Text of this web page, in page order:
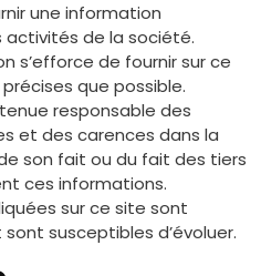
une information
activités de la société.
s’efforce de fournir sur ce
que possible.
responsable des
et des carences dans la
son fait ou du fait des tiers
ces informations.
sur ce site sont
susceptibles d’évoluer.